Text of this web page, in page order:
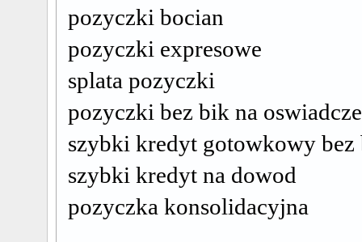
pozyczki bocian
pozyczki expresowe
splata pozyczki
pozyczki bez bik na
szybki kredyt gotowkowy bez
szybki kredyt na dowod
pozyczka konsolidacyjna